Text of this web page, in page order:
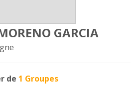
GARCIA
de 1 Groupes